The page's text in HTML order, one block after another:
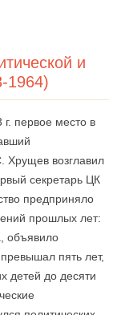
и
1964)
первое место в
Хрущев возглавил
секретарь ЦК
предприняло
прошлых лет:
объявило
пять лет,
детей до десяти